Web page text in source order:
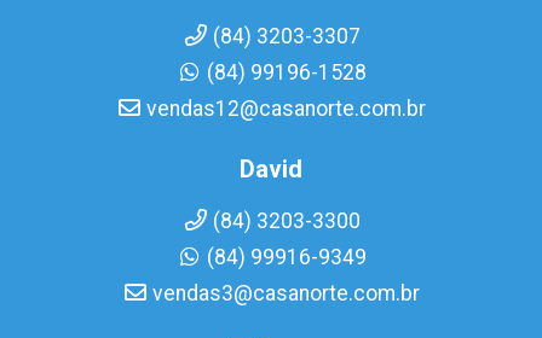
(84) 3203-3307
(84) 99196-1528
vendas12@casanorte.com.br
David
(84) 3203-3300
(84) 99916-9349
vendas3@casanorte.com.br